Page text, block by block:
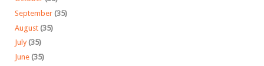
September (35)
August (35)
July (35)
June (35)